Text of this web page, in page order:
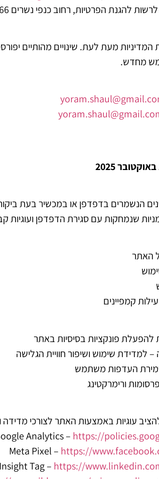
הפרטיות, רחוב כנפי נשרים 66 ירושלים. אתר הרשות:
מעת לעת. שינויים מהותיים
מחדש.
הנשמרים בדפדפן או במכשיר בעת ביקור
שנמחקות עם סגירת הדפדפן ועוגיות
האתר
קמפיינים
להפעלת פונקציות בסיסיות באתר
– למדידת שימוש ושיפור חוויית הגלישה
העדפות משתמש
ורימרקטינג
עוגיות באמצעות האתר לצורכי
Analytics – https://
Meta Pixel – https://
Tag – https://